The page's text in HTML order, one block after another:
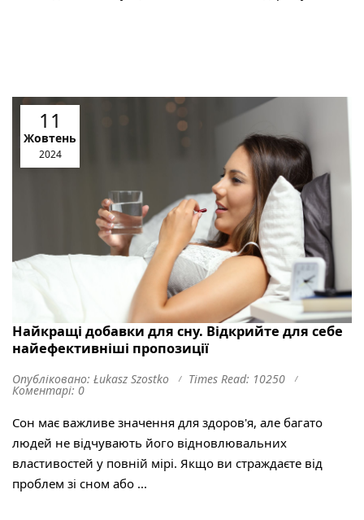
Найкращі добавки для сну. Відкрийте для себе
найефективніші пропозиції
11
Жовтень
2024
Опубліковано: Łukasz Szostko
Times Read: 10250
Коментарі: 0
Сон має важливе значення для здоров'я, але багато
людей не відчувають його відновлювальних
властивостей у повній мірі. Якщо ви страждаєте від
проблем зі сном або ...